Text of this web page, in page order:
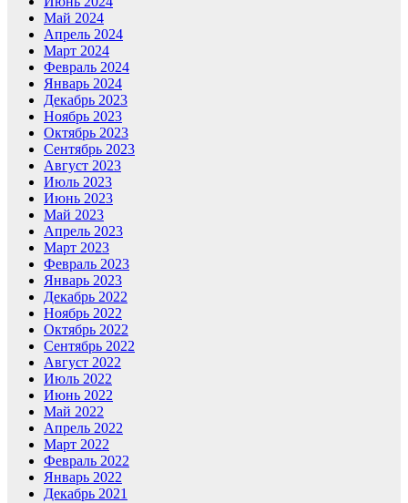
Май 2024
Апрель 2024
Март 2024
Февраль 2024
Январь 2024
Декабрь 2023
Ноябрь 2023
Октябрь 2023
Сентябрь 2023
Август 2023
Июль 2023
Июнь 2023
Май 2023
Апрель 2023
Март 2023
Февраль 2023
Январь 2023
Декабрь 2022
Ноябрь 2022
Октябрь 2022
Сентябрь 2022
Август 2022
Июль 2022
Июнь 2022
Май 2022
Апрель 2022
Март 2022
Февраль 2022
Январь 2022
Декабрь 2021